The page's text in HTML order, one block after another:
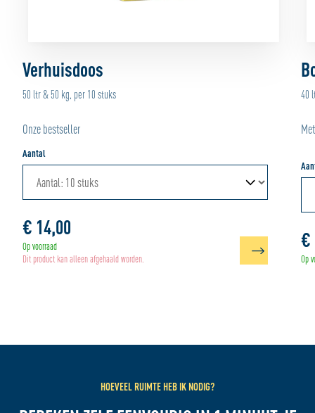
Verhuisdoos
50 ltr & 50 kg, per 10 stuks
Onze bestseller
Aantal
€ 14,00
Op voorraad
Dit product kan alleen afgehaald worden.
40
€
Op
HOEVEEL RUIMTE HEB IK NODIG?